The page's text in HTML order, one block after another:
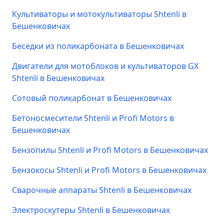
Культиваторы и мотокультиваторы Shtenli в
Бешенковичах
Беседки из поликарбоната в Бешенковичах
Двигатели для мотоблоков и культиваторов GX
Shtenli в Бешенковичах
Сотовый поликарбонат в Бешенковичах
Бетоносмесители Shtenli и Profi Motors в
Бешенковичах
Бензопилы Shtenli и Profi Motors в Бешенковичах
Бензокосы Shtenli и Profi Motors в Бешенковичах
Сварочные аппараты Shtenli в Бешенковичах
Электроскутеры Shtenli в Бешенковичах